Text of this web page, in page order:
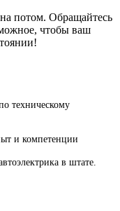
потом. Обращайтесь
чтобы ваш
техническому
и компетенции
в штате.